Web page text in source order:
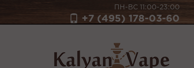
ПН-ВС 11:00-23:00
+7 (495) 178-03-60